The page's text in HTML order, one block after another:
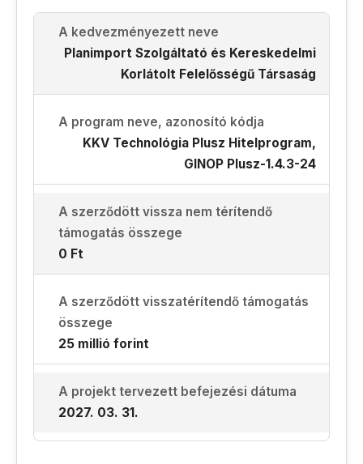
A kedvezményezett neve
Planimport Szolgáltató és Kereskedelmi
Korlátolt Felelősségű Társaság
A program neve, azonosító kódja
KKV Technológia Plusz Hitelprogram,
GINOP Plusz-1.4.3-24
A szerződött vissza nem térítendő
támogatás összege
0 Ft
A szerződött visszatérítendő támogatás
összege
25 millió forint
A projekt tervezett befejezési dátuma
2027. 03. 31.